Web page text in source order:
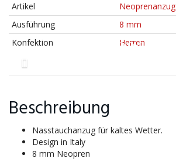
Artikel
Neoprenanzug
Ausführung
8 mm
Konfektion
Herren
Beschreibung
Nasstauchanzug für kaltes Wetter.
Design in Italy
8 mm Neopren